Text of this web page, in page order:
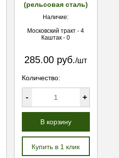
(рельсовая сталь)
Наличие:
Московский тракт - 4
Каштак - 0
285.00 руб./шт
Количество:
- +
В корзину
Купить в 1 клик